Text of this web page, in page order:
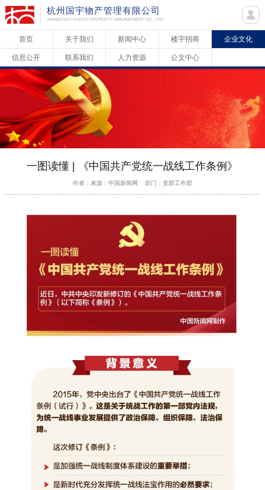
杭州国宇物产管理有限公司
HANGZHOU GUOYU PROPERTY MANAGEMENT CO., LTD
首页 关于我们 新闻中心 楼宇招商 企业文化
信息公开 联系我们 人力资源 公文中心
一图读懂 | 《中国共产党统一战线工作条例》
作者：来源：中国新闻网 部门：党群工作部